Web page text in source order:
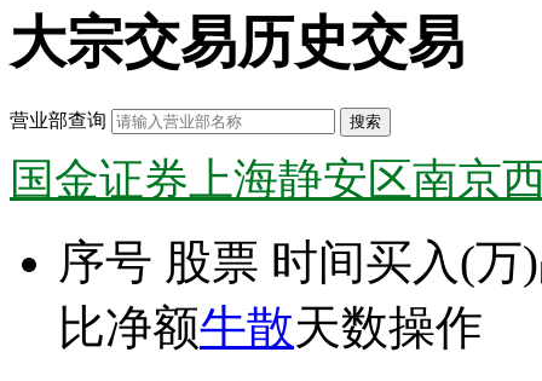
大宗交易历史交易
营业部查询
国金证券上海静安区南京
序号 股票 时间买入(万)
比净额牛散天数操作